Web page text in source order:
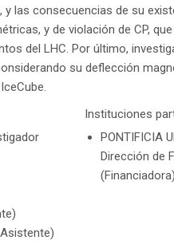
las consecuencias de su
y de violación de CP,
del LHC. Por último,
su deflección
Instituciones
PONTIFICIA
Dirección de
(Financiadora)